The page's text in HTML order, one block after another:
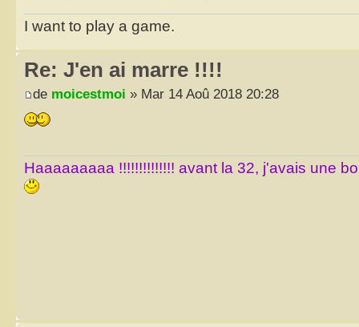
I want to play a game.
Re: J'en ai marre !!!!
de moicestmoi » Mar 14 Aoû 2018 20:28
Haaaaaaaaa !!!!!!!!!!!!!! avant la 32, j'avais une